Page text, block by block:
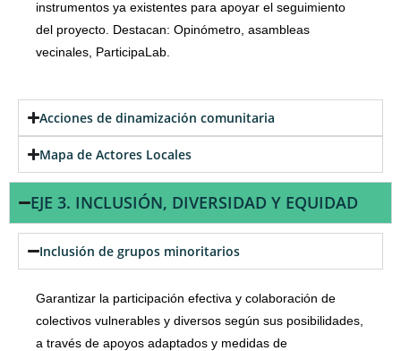
instrumentos ya existentes para apoyar el seguimiento
del proyecto. Destacan: Opinómetro, asambleas
vecinales, ParticipaLab.
Acciones de dinamización comunitaria
Mapa de Actores Locales
EJE 3. INCLUSIÓN, DIVERSIDAD Y EQUIDAD
Inclusión de grupos minoritarios
Garantizar la participación efectiva y colaboración de
colectivos vulnerables y diversos según sus posibilidades,
a través de apoyos adaptados y medidas de